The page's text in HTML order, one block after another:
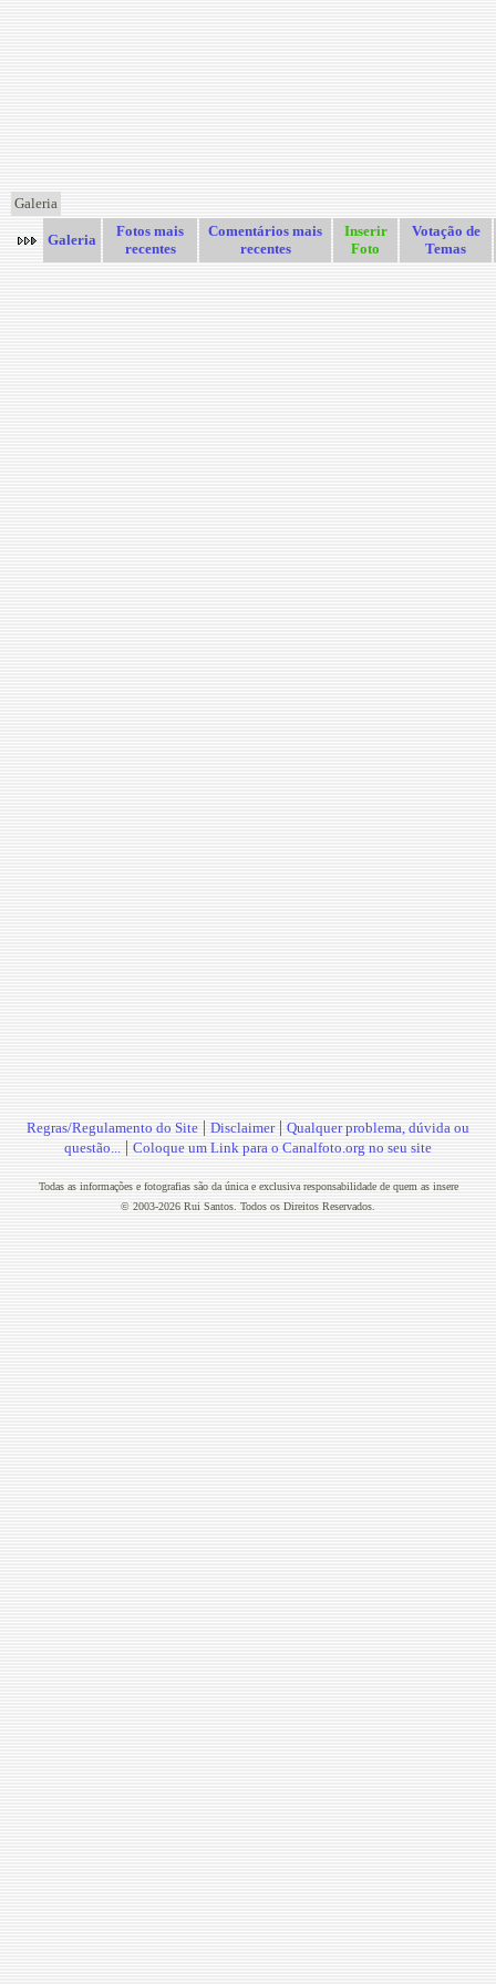
Galeria
Galeria
Fotos mais
recentes
Comentários mais
recentes
Inserir
Foto
Votação de
Temas
Regras/Regulamento do Site | Disclaimer| Qualquer problema, dúvida ou
questão... | Coloque um Link para o Canalfoto.org no seu site
Todas as informações e fotografias são da única e exclusiva responsabilidade de quem as insere
© 2003-2026 Rui Santos. Todos os Direitos Reservados.